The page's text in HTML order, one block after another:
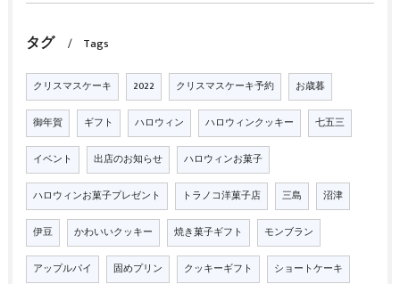
タグ Tags
クリスマスケーキ 2022 クリスマスケーキ予約 お歳暮
御年賀 ギフト ハロウィン ハロウィンクッキー 七五三
イベント 出店のお知らせ ハロウィンお菓子
ハロウィンお菓子プレゼント トラノコ洋菓子店 三島 沼津
伊豆 かわいいクッキー 焼き菓子ギフト モンブラン
アップルパイ 固めプリン クッキーギフト ショートケーキ